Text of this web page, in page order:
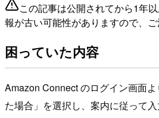
この記事は公開されてから1年
報が古い可能性がありますので、ご
困っていた内容
Amazon Connect のログイン画面
た場合」を選択し、案内に従って